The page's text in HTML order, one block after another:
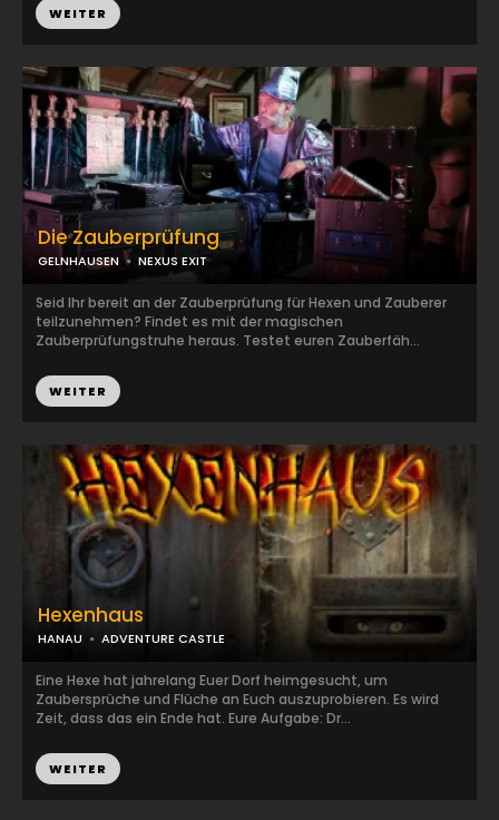
Die Zauberprüfung
GELNHAUSEN NEXUS EXIT
Seid Ihr bereit an der Zauberprüfung für Hexen und Zauberer
teilzunehmen? Findet es mit der magischen
Zauberprüfungstruhe heraus. Testet euren Zauberfäh...
WEITER
WEITER
Hexenhaus
HANAU ADVENTURE CASTLE
Eine Hexe hat jahrelang Euer Dorf heimgesucht, um
Zaubersprüche und Flüche an Euch auszuprobieren. Es wird
Zeit, dass das ein Ende hat. Eure Aufgabe: Dr...
WEITER